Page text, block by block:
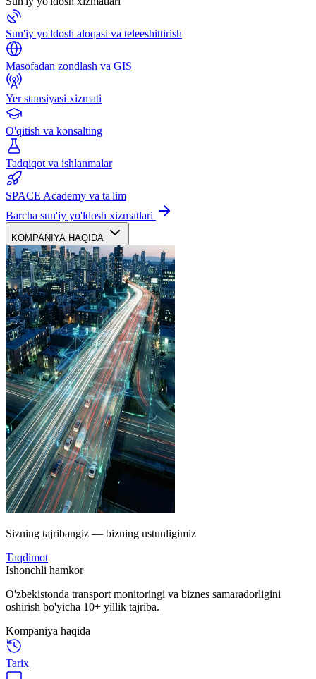
Sun'iy yo'ldosh aloqasi va teleeshittirish
Masofadan zondlash va GIS
Yer stansiyasi xizmati
O'qitish va konsalting
Tadqiqot va ishlanmalar
SPACE Academy va ta'lim
Barcha sun'iy yo'ldosh xizmatlari
KOMPANIYA HAQIDA
Sizning tajribangiz — bizning ustunligimiz
Taqdimot
Ishonchli hamkor
O'zbekistonda transport monitoringi va biznes samaradorligini
oshirish bo'yicha 10+ yillik tajriba.
Kompaniya haqida
Tarix